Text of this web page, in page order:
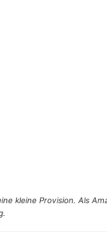
kleine Provision. Als